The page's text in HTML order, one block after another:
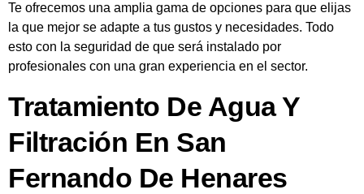
Te ofrecemos una amplia gama de opciones para que elijas
la que mejor se adapte a tus gustos y necesidades. Todo
esto con la seguridad de que será instalado por
profesionales con una gran experiencia en el sector.
Tratamiento De Agua Y
Filtración En San
Fernando De Henares